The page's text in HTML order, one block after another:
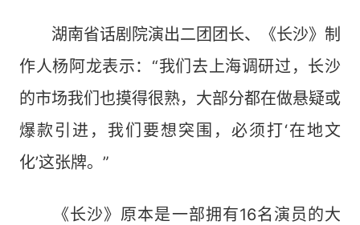
湖南省话剧院演出二团团长、《长沙》制
作人杨阿龙表示：“我们去上海调研过，长沙
的市场我们也摸得很熟，大部分都在做悬疑或
爆款引进，我们要想突围，必须打‘在地文
化’这张牌。”
《长沙》原本是一部拥有16名演员的大